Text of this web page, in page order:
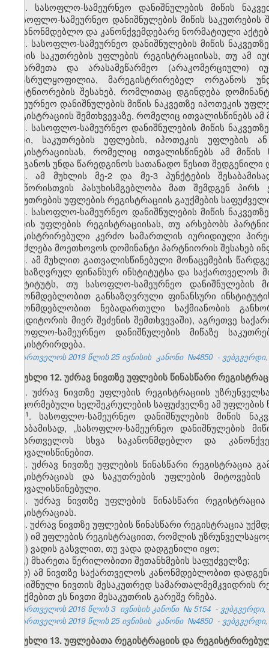
1. სასოფლო-სამეურნეო დანიშნულების მიწის
„სასოფლო-სამეურნეო დანიშნულების მიწის
საკანონმდებლო და კანონქვემდებარე ნორმატიული
2. სასოფლო-სამეურნეო დანიშნულების მიწის
პირის საკუთრების უფლების რეგისტრაციისას, თუ ამ
მეწარმეთა და არასამეწარმეო
არასრულყოფილია, მარეგისტრირებელ ორგანოს
პარტნიორების შესახებ, რომლითაც დგინდება
სამეურნეო დანიშნულების მიწის ნაკვეთზე იპოთეკის
რეგისტრაციის შემთხვევაზე, რომელიც ითვალისწინებს
3. სასოფლო-სამეურნეო დანიშნულების მიწის
პირი, საკუთრების უფლების, იპოთეკის უფლების
რეგისტრაციისას, რომელიც ითვალისწინებს ამ
ორგანოს უნდა წარედგინოს სათანადო წესით შედგენილი
4. ამ მუხლის მე-2 და მე-3 პუნქტების
სისწორისთვის პასუხისმგებლობა მათ შემდგენ
საკუთრების უფლების რეგისტრაციის გაუქმების
5. სასოფლო-სამეურნეო დანიშნულების მიწის
პირის უფლების რეგისტრაციისას, თუ არსებობს
რეგისტრირებული კერძო სამართლის იურიდიული
შეიძლება მოეთხოვოს დომინანტი პარტნიორის შესახებ
6. ამ მუხლით გათვალისწინებული მონაცემების
განსაზღვრულ ფინანსურ ინსტიტუტსა და
ინსტიტუტს, თუ სასოფლო-სამეურნეო დანიშნულების
კანონმდებლობით განსაზღვრული ფინანსური
კანონმდებლობით ნებადართული საქმიანობის
კრედიტორის მიერ შეძენის შემთხვევაში), აგრეთვე
სასოფლო-სამეურნეო დანიშნულების მიწაზე
რეგისტრირდება.
საქართველოს 2019 წლის 25 ივნისის კანონი №4850 - ვებგვერდი,
მუხლი 12. უძრავ ნივთზე უფლების წინასწარი
1. უძრავ ნივთზე უფლების რეგისტრაციის
გაფორმებული ხელშეკრულების საფუძველზე ამ უფლების
​1. სასოფლო-სამეურნეო დანიშნულების მიწის
შესაბამისად, „სასოფლო-სამეურნეო დანიშნულების
საქართველოს სხვა საკანონმდებლო და
გათვალისწინებით.
2. უძრავ ნივთზე უფლების წინასწარი რეგისტრაცია
რეგისტრაციას და საკუთრების უფლების
გათვალისწინებული.
3. უძრავ ნივთზე უფლების წინასწარი
რეგისტრაციას.
4. უძრავ ნივთზე უფლების წინასწარი რეგისტრაცია
ა) იმ უფლების რეგისტრაციით, რომლის
ბ) ვადის გასვლით, თუ ვადა დადგენილი იყო;
გ) მხარეთა წერილობითი შეთანხმების საფუძველზე;
დ) ამ ნივთზე საქართველოს კანონმდებლობით
აღნიშნული ნივთის მესაკუთრედ სამართალმემკვიდრის
გაუქმებით ეს ნივთი მესაკუთრის გარეშე რჩება.
საქართველოს 2016 წლის 3 ივნისის კანონი № 5154 - ვებგვერდი,
საქართველოს 2019 წლის 25 ივნისის კანონი №4850 - ვებგვერდი,
მუხლი 13. უფლებათა რეგისტრაციის და